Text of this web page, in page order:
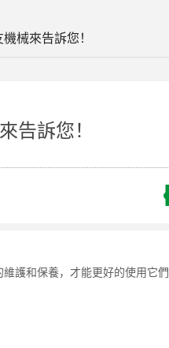
械來告訴您！
告訴您！
護和保養，才能更好的使用它們